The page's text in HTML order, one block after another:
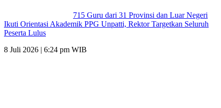
715 Guru dari 31 Provinsi dan Luar Negeri
Ikuti Orientasi Akademik PPG Unpatti, Rektor Targetkan Seluruh
Peserta Lulus
8 Juli 2026 | 6:24 pm WIB